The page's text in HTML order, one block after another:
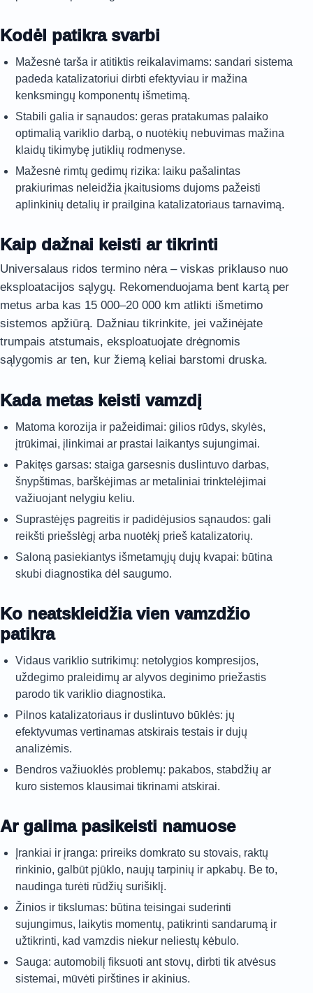
Kodėl patikra svarbi
Mažesnė tarša ir atitiktis reikalavimams: sandari sistema
padeda katalizatoriui dirbti efektyviau ir mažina
kenksmingų komponentų išmetimą.
Stabili galia ir sąnaudos: geras pratakumas palaiko
optimalią variklio darbą, o nuotėkių nebuvimas mažina
klaidų tikimybę jutiklių rodmenyse.
Mažesnė rimtų gedimų rizika: laiku pašalintas
prakiurimas neleidžia įkaitusioms dujoms pažeisti
aplinkinių detalių ir prailgina katalizatoriaus tarnavimą.
Kaip dažnai keisti ar tikrinti
Universalaus ridos termino nėra – viskas priklauso nuo
eksploatacijos sąlygų. Rekomenduojama bent kartą per
metus arba kas 15 000–20 000 km atlikti išmetimo
sistemos apžiūrą. Dažniau tikrinkite, jei važinėjate
trumpais atstumais, eksploatuojate drėgnomis
sąlygomis ar ten, kur žiemą keliai barstomi druska.
Kada metas keisti vamzdį
Matoma korozija ir pažeidimai: gilios rūdys, skylės,
įtrūkimai, įlinkimai ar prastai laikantys sujungimai.
Pakitęs garsas: staiga garsesnis duslintuvo darbas,
šnypštimas, barškėjimas ar metaliniai trinktelėjimai
važiuojant nelygiu keliu.
Suprastėjęs pagreitis ir padidėjusios sąnaudos: gali
reikšti priešslėgį arba nuotėkį prieš katalizatorių.
Saloną pasiekiantys išmetamųjų dujų kvapai: būtina
skubi diagnostika dėl saugumo.
Ko neatskleidžia vien vamzdžio
patikra
Vidaus variklio sutrikimų: netolygios kompresijos,
uždegimo praleidimų ar alyvos deginimo priežastis
parodo tik variklio diagnostika.
Pilnos katalizatoriaus ir duslintuvo būklės: jų
efektyvumas vertinamas atskirais testais ir dujų
analizėmis.
Bendros važiuoklės problemų: pakabos, stabdžių ar
kuro sistemos klausimai tikrinami atskirai.
Ar galima pasikeisti namuose
Įrankiai ir įranga: prireiks domkrato su stovais, raktų
rinkinio, galbūt pjūklo, naujų tarpinių ir apkabų. Be to,
naudinga turėti rūdžių surišiklį.
Žinios ir tikslumas: būtina teisingai suderinti
sujungimus, laikytis momentų, patikrinti sandarumą ir
užtikrinti, kad vamzdis niekur neliestų kėbulo.
Sauga: automobilį fiksuoti ant stovų, dirbti tik atvėsus
sistemai, mūvėti pirštines ir akinius.